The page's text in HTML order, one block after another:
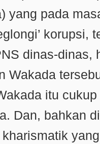
yang pada
korupsi,
dinas-dinas,
Wakada
itu
Dan, bahkan